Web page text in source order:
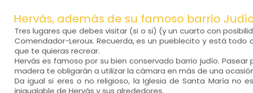
Hervás, además de su famoso barrio
Tres lugares que debes visitar (si o si) (y un cuarto con
Comendador-Leroux. Recuerda, es un pueblecito y está todo
que te quieras recrear.
Hervás es famoso por su bien conservado barrio judío.
madera te obligarán a utilizar la cámara en más de una
Da igual si eres o no religioso, la Iglesia de Santa María no
inigualable de Hervás y sus alrededores.